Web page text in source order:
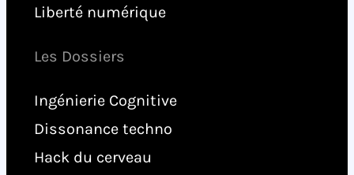
Liberté numérique
Les Dossiers
Ingénierie Cognitive
Dissonance techno
Hack du cerveau